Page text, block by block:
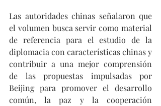
Las autoridades chinas señalaron que
el volumen busca servir como material
de referencia para el estudio de la
diplomacia con características chinas y
contribuir a una mejor comprensión
de las propuestas impulsadas por
Beijing para promover el desarrollo
común, la paz y la cooperación